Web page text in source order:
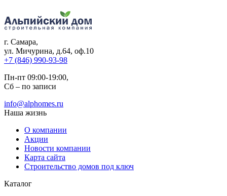
г. Самара,
ул. Мичурина, д.64, оф.10
+7 (846) 990-93-98
Пн-пт 09:00-19:00,
Сб – по записи
info@alphomes.ru
Наша жизнь
О компании
Акции
Новости компании
Карта сайта
Строительство домов под ключ
Каталог